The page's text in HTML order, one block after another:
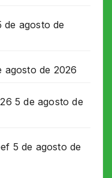
de agosto de
agosto de 2026
5 de agosto de
5 de agosto de